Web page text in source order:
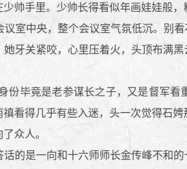
帅手里。少帅长得看似年画娃娃般
室中央，整个会议室气氛低沉。别
牙关紧咬，心里压着火，头顶布满
毕竟是老参谋长之子，又是督军
看得几乎有些入迷，头一次觉得石娉
众人。
的是一向和十六师师长金传峰不和